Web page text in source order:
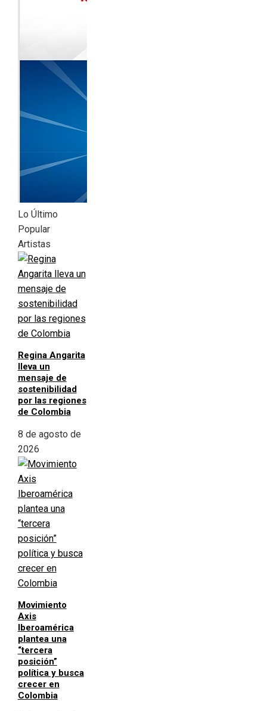
Lo Último
Popular
Artistas
Regina Angarita
lleva un
mensaje de
sostenibilidad
por las regiones
de Colombia
8 de agosto de
2026
Movimiento
Axis
Iberoamérica
plantea una
“tercera
posición”
política y busca
crecer en
Colombia